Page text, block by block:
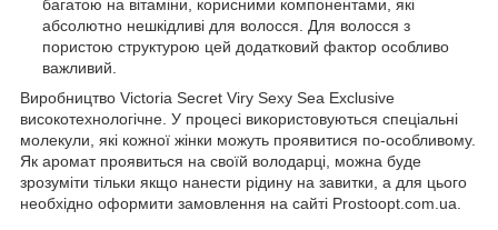
багатою на вітаміни, корисними компонентами, які
абсолютно нешкідливі для волосся. Для волосся з
пористою структурою цей додатковий фактор особливо
важливий.
Виробництво Victoria Secret Viry Sexy Sea Exclusive
високотехнологічне. У процесі використовуються спеціальні
молекули, які кожної жінки можуть проявитися по-особливому.
Як аромат проявиться на своїй володарці, можна буде
зрозуміти тільки якщо нанести рідину на завитки, а для цього
необхідно оформити замовлення на сайті Prostoopt.com.ua.